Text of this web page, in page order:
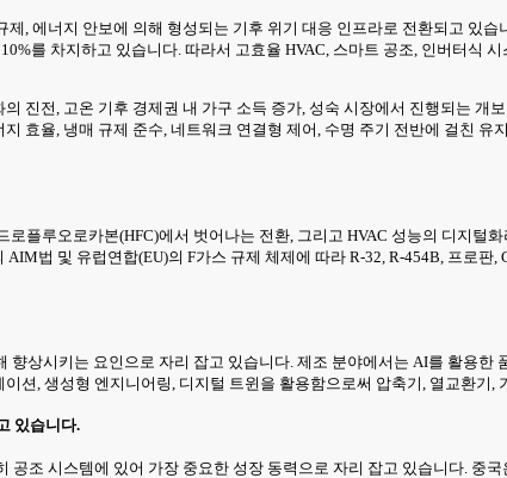
, 에너지 안보에 의해 형성되는 기후 위기 대응 인프라로 전환되고 있
를 차지하고 있습니다. 따라서 고효율 HVAC, 스마트 공조, 인버터식
진전, 고온 기후 경제권 내 가구 소득 증가, 성숙 시장에서 진행되는 개
효율, 냉매 규제 준수, 네트워크 연결형 제어, 수명 주기 전반에 걸친
플루오로카본(HFC)에서 벗어나는 전환, 그리고 HVAC 성능의 디지털
법 및 유럽연합(EU)의 F가스 규제 체제에 따라 R-32, R-454B, 프로판
상시키는 요인으로 자리 잡고 있습니다. 제조 분야에서는 AI를 활용
션, 생성형 엔지니어링, 디지털 트윈을 활용함으로써 압축기, 열교환기,
있습니다.
조 시스템에 있어 가장 중요한 성장 동력으로 자리 잡고 있습니다. 중